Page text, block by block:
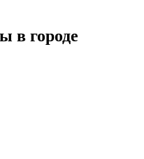
в городе